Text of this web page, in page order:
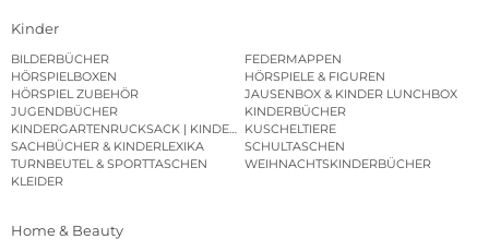
Kinder
BILDERBÜCHER
FEDERMAPPEN
HÖRSPIELBOXEN
HÖRSPIELE & FIGUREN
HÖRSPIEL ZUBEHÖR
JAUSENBOX & KINDER LUNCHBOX
JUGENDBÜCHER
KINDERBÜCHER
KINDERGARTENRUCKSACK | KINDERGARTENBEUTEL
KUSCHELTIERE
SACHBÜCHER & KINDERLEXIKA
SCHULTASCHEN
TURNBEUTEL & SPORTTASCHEN
WEIHNACHTSKINDERBÜCHER
KLEIDER
Home & Beauty